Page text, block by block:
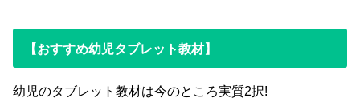
【おすすめ幼児タブレット教材】
幼児のタブレット教材は今のところ実質2択!